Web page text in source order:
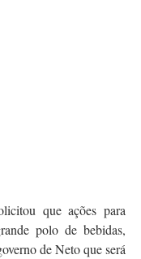
que ações para
polo de bebidas,
de Neto que será